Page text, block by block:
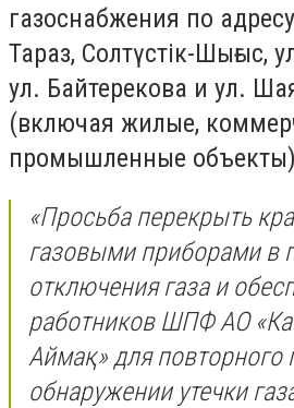
газоснабжения по
Тараз, Солтүстік-Шығыс,
ул. Байтерекова и ул.
(включая жилые,
промышленные
«Просьба перекрыть
газовыми приборами в
отключения газа и
работников ШПФ АО
Аймақ» для повторного
обнаружении утечки